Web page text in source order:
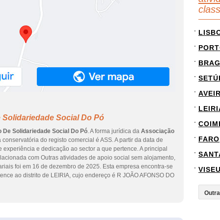
Social Do Pó
De Solidariedade Social Do Pó. A forma jurídica da Associação
do registo comercial é ASS. A partir da data de
e dedicação ao sector a que pertence. A principal
com Outras atividades de apoio social sem alojamento,
foi em 16 de dezembro de 2025. Esta empresa encontra-se
ao distrito de LEIRIA, cujo endereço é R JOÃO AFONSO DO
FARO